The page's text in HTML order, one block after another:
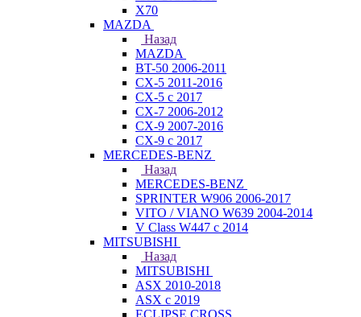
X70
MAZDA
Назад
MAZDA
BT-50 2006-2011
CX-5 2011-2016
CX-5 с 2017
CX-7 2006-2012
CX-9 2007-2016
CX-9 с 2017
MERCEDES-BENZ
Назад
MERCEDES-BENZ
SPRINTER W906 2006-2017
VITO / VIANO W639 2004-2014
V Class W447 с 2014
MITSUBISHI
Назад
MITSUBISHI
ASX 2010-2018
ASX с 2019
ECLIPSE CROSS